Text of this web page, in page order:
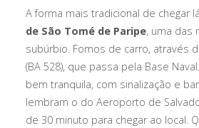
A forma mais tradicional de chegar
de São Tomé de Paripe, uma das
subúrbio. Fomos de carro, através
(BA 528), que passa pela Base
bem tranquila, com sinalização e
lembram o do Aeroporto de
de 30 minuto para chegar ao local.